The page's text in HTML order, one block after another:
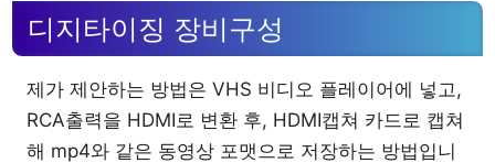
디지타이징 장비구성
제가 제안하는 방법은 VHS 비디오 플레이어에 넣고,
RCA출력을 HDMI로 변환 후, HDMI캡쳐 카드로 캡쳐
해 mp4와 같은 동영상 포맷으로 저장하는 방법입니